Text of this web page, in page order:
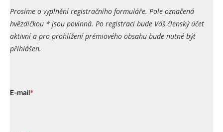
Prosíme o vyplnění registračního formuláře. Pole označená
hvězdičkou * jsou povinná. Po registraci bude Váš členský účet
aktivní a pro prohlížení prémiového obsahu bude nutné být
přihlášen.
E-mail*